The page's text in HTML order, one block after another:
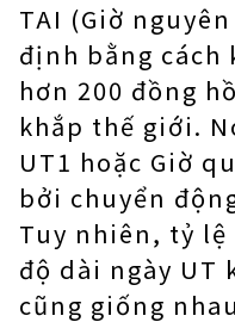
TAI (Giờ
định bằng cách
hơn 200 đồng
khắp thế giới.
UT1 hoặc Giờ
bởi chuyển
Tuy nhiên, tỷ lệ
độ dài ngày UT
cũng giống